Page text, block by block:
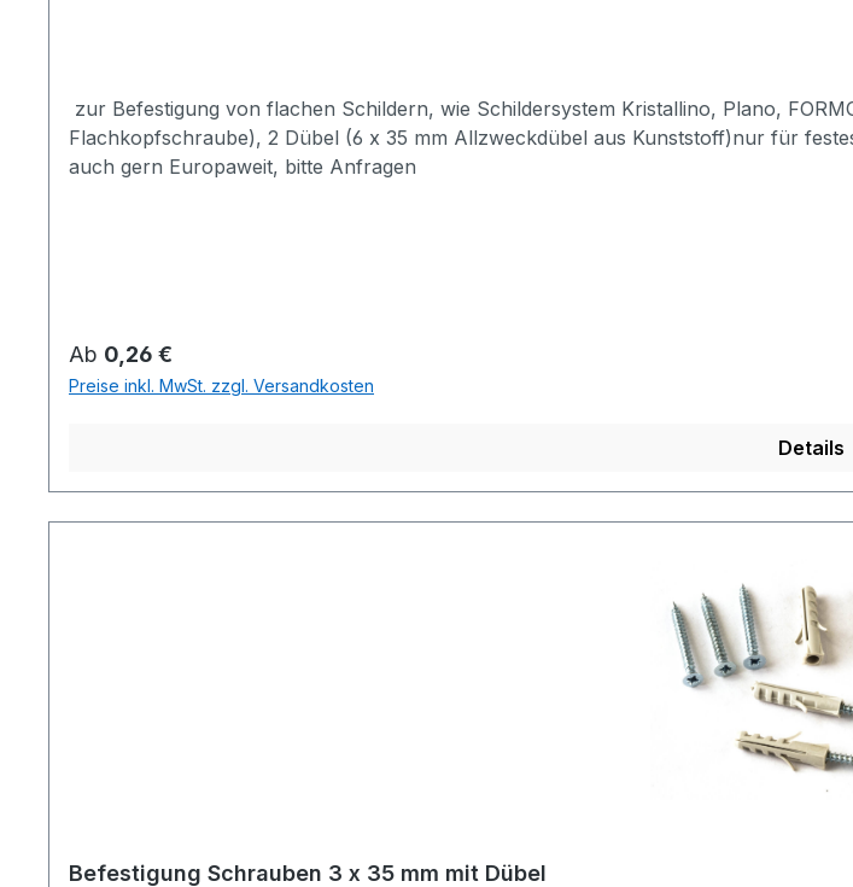
zur Befestigung von flachen Schildern, wie Schildersystem Kristallino, Plano,
Flachkopfschraube), 2 Dübel (6 x 35 mm Allzweckdübel aus Kunststoff)nur für
auch gern Europaweit, bitte Anfragen
Regulärer Preis:
Ab 0,26 €
Preise inkl. MwSt. zzgl. Versandkosten
Details
Befestigung Schrauben 3 x 35 mm mit Dübel